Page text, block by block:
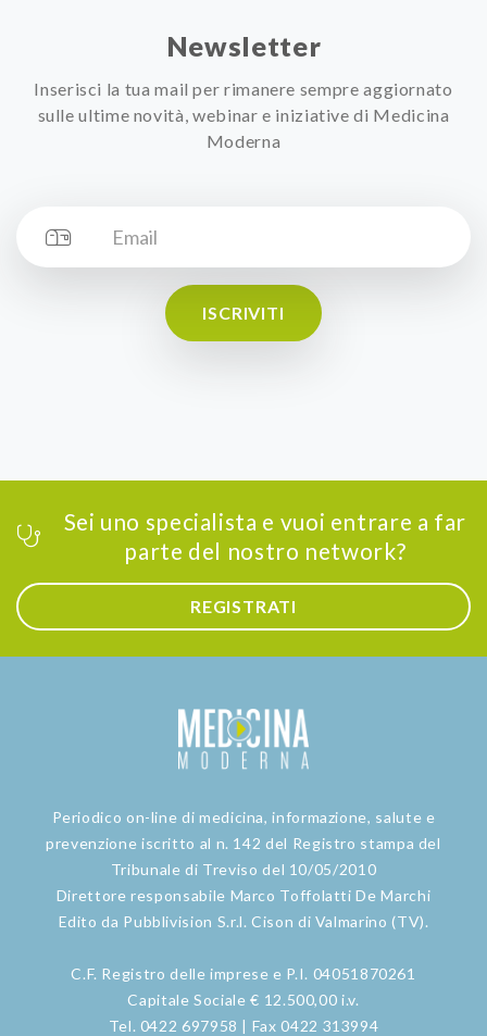
Newsletter
Inserisci la tua mail per rimanere sempre aggiornato
sulle ultime novità, webinar e iniziative di Medicina
Moderna
ISCRIVITI
Sei uno specialista e vuoi entrare a far
parte del nostro network?
REGISTRATI
Periodico on-line di medicina, informazione, salute e
prevenzione iscritto al n. 142 del Registro stampa del
Tribunale di Treviso del 10/05/2010
Direttore responsabile Marco Toffolatti De Marchi
Edito da Pubblivision S.r.l. Cison di Valmarino (TV).
C.F. Registro delle imprese e P.I. 04051870261
Capitale Sociale € 12.500,00 i.v.
Tel. 0422 697958 | Fax 0422 313994